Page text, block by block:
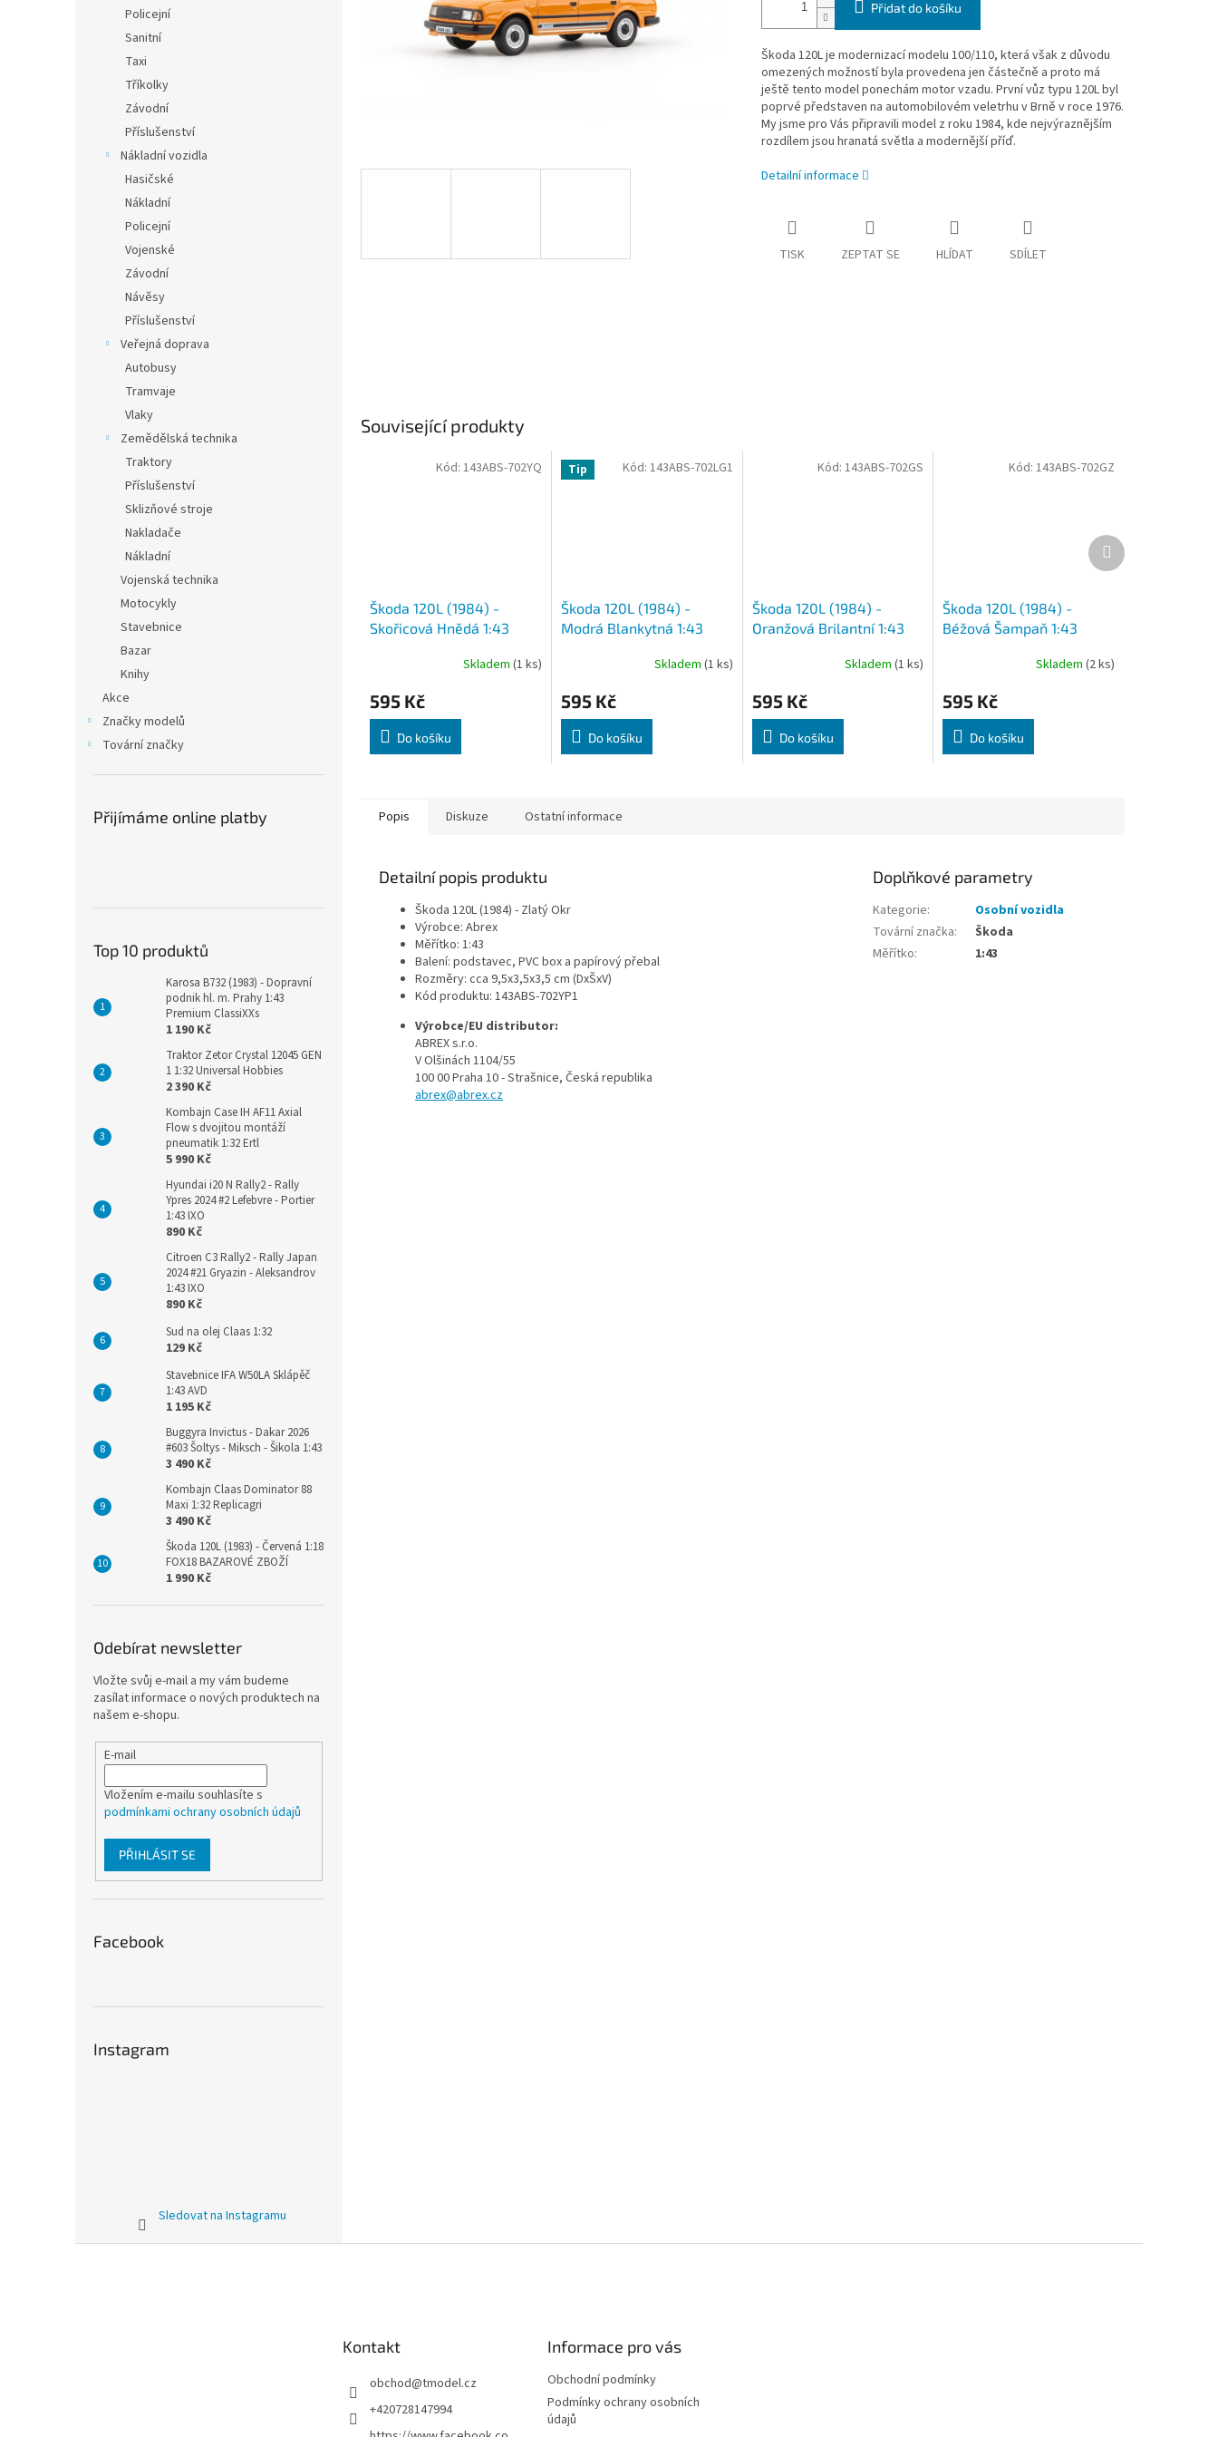
Policejní
Sanitní
Taxi
Tříkolky
Závodní
Příslušenství
Nákladní vozidla
Hasičské
Nákladní
Policejní
Vojenské
Závodní
Návěsy
Příslušenství
Veřejná doprava
Autobusy
Tramvaje
Vlaky
Zemědělská technika
Traktory
Příslušenství
Sklizňové stroje
Nakladače
Nákladní
Vojenská technika
Motocykly
Stavebnice
Bazar
Knihy
Akce
Značky modelů
Tovární značky
Přijímáme online platby
Top 10 produktů
Karosa B732 (1983) - Dopravní
podnik hl. m. Prahy 1:43
Premium ClassiXXs
1 190 Kč
Traktor Zetor Crystal 12045 GEN
1 1:32 Universal Hobbies
2 390 Kč
Kombajn Case IH AF11 Axial
Flow s dvojitou montáží
pneumatik 1:32 Ertl
5 990 Kč
Hyundai i20 N Rally2 - Rally
Ypres 2024 #2 Lefebvre - Portier
1:43 IXO
890 Kč
Citroen C3 Rally2 - Rally Japan
2024 #21 Gryazin - Aleksandrov
1:43 IXO
890 Kč
Sud na olej Claas 1:32
129 Kč
Stavebnice IFA W50LA Sklápěč
1:43 AVD
1 195 Kč
Buggyra Invictus - Dakar 2026
#603 Šoltys - Miksch - Šikola 1:43
3 490 Kč
Kombajn Claas Dominator 88
Maxi 1:32 Replicagri
3 490 Kč
Škoda 120L (1983) - Červená 1:18
FOX18 BAZAROVÉ ZBOŽÍ
1 990 Kč
Odebírat newsletter
Vložte svůj e-mail a my vám budeme
zasílat informace o nových produktech na
našem e-shopu.
E-mail
Vložením e-mailu souhlasíte s
podmínkami ochrany osobních údajů
PŘIHLÁSIT SE
Facebook
Instagram
Sledovat na Instagramu
Přidat do košíku
Škoda 120L je modernizací modelu 100/110, která však z důvodu
omezených možností byla provedena jen částečně a proto má
ještě tento model ponechám motor vzadu. První vůz typu 120L byl
poprvé představen na automobilovém veletrhu v Brně v roce 1976.
My jsme pro Vás připravili model z roku 1984, kde nejvýraznějším
rozdílem jsou hranatá světla a modernější příď.
Detailní informace
TISK ZEPTAT SE HLÍDAT SDÍLET
Související produkty
Škoda 120L (1984) -
Skořicová Hnědá 1:43
Skladem (1 ks)
595 Kč
Do košíku
Kód: 143ABS-702YQ Tip
Škoda 120L (1984) -
Modrá Blankytná 1:43
Skladem (1 ks)
595 Kč
Do košíku
Kód: 143ABS-702LG1
Škoda 120L (1984) -
Oranžová Brilantní 1:43
Skladem(1 ks)
595 Kč
Do košíku
Kód:143ABS-702GS
Škoda 120L (1984) -
Béžová Šampaň 1:43
Skladem (2 ks)
595 Kč
Do košíku
Kód: 143ABS-702GZ
Další
produkt
Popis Diskuze Ostatní informace
Detailní popis produktu
Škoda 120L (1984) - Zlatý Okr
Výrobce: Abrex
Měřítko: 1:43
Balení: podstavec, PVC box a papírový přebal
Rozměry: cca 9,5x3,5x3,5 cm (DxŠxV)
Kód produktu: 143ABS-702YP1
Výrobce/EU distributor:
ABREX s.r.o.
V Olšinách 1104/55
100 00 Praha 10 - Strašnice, Česká republika
abrex@abrex.cz
Doplňkové parametry
Kategorie:
Osobní vozidla
Tovární značka:
Škoda
Měřítko: 1:43
Kontakt
obchod@tmodel.cz
+420728147994
Informace pro vás
Obchodní podmínky
Podmínky ochrany osobních
údajů